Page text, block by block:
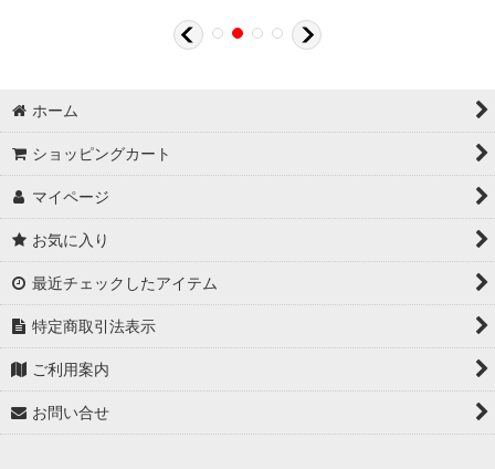
ホーム
ショッピングカート
マイページ
お気に入り
最近チェックしたアイテム
特定商取引法表示
ご利用案内
お問い合せ